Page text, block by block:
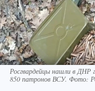
Росгвардейцы нашли в
850 патронов ВСУ. Фото: